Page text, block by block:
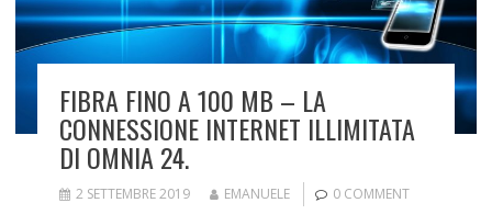
FIBRA FINO A 100 MB – LA
CONNESSIONE INTERNET ILLIMITATA
DI OMNIA 24.
2 SETTEMBRE 2019 EMANUELE 0 COMMENT